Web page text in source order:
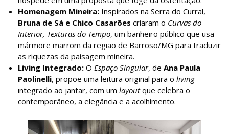
Homenagem Mineira: Inspirados na Serra do Curral,
Bruna de Sá e Chico Casarões criaram o Curvas do
Interior, Texturas do Tempo, um banheiro público que usa
mármore marrom da região de Barroso/MG para traduzir
as riquezas da paisagem mineira.
Living Integrado: O Espaço Singular, de Ana Paula
Paolinelli, propõe uma leitura original para o living
integrado ao jantar, com um layoutque celebra o
contemporâneo, a elegância e a acolhimento.